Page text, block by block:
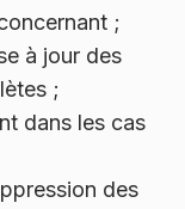
;
à jour des
;
dans les cas
des